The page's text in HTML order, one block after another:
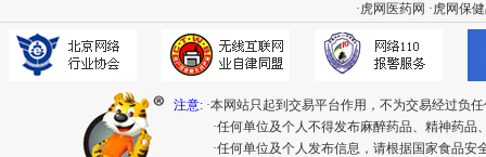
·虎网医药网 ·虎网保
注意: ·本网站只起到交易平台作用，不为交易经过负
·任何单位及个人不得发布麻醉药品、精神药
·任何单位及个人发布信息，请根据国家食品